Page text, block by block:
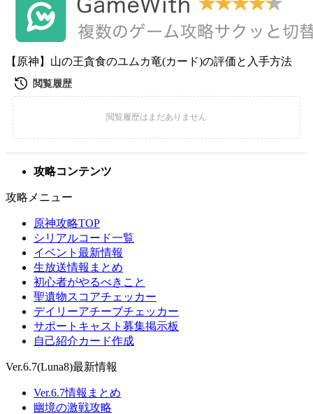
【原神】山の王貪食のユムカ竜(カード)の評価と入手方法
攻略コンテンツ
攻略メニュー
原神攻略TOP
シリアルコード一覧
イベント最新情報
生放送情報まとめ
初心者がやるべきこと
聖遺物スコアチェッカー
デイリーアチーブチェッカー
サポートキャスト募集掲示板
自己紹介カード作成
Ver.6.7(Luna8)最新情報
Ver.6.7情報まとめ
幽境の激戦攻略